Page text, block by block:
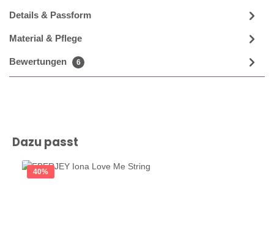
Details & Passform
Material & Pflege
Bewertungen 6
Produktgalerie überspringen
Dazu passt
40%